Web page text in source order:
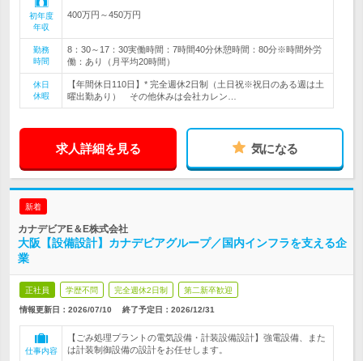
初年度
年収
400万円～450万円
勤務
時間
8：30～17：30実働時間：7時間40分休憩時間：80分※時間外労
働：あり（月平均20時間）
休日
休暇
【年間休日110日】* 完全週休2日制（土日祝※祝日のある週は土
曜出勤あり） その他休みは会社カレン…
求人詳細を見る 気になる
新着
カナデビアE＆E株式会社
大阪【設備設計】カナデビアグループ／国内インフラを支える企
業
正社員 学歴不問 完全週休2日制 第二新卒歓迎
情報更新日：2026/07/10 終了予定日： 2026/12/31
仕事内容
【ごみ処理プラントの電気設備・計装設備設計】強電設備、また
は計装制御設備の設計をお任せします。